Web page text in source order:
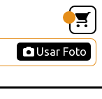
Usar Foto